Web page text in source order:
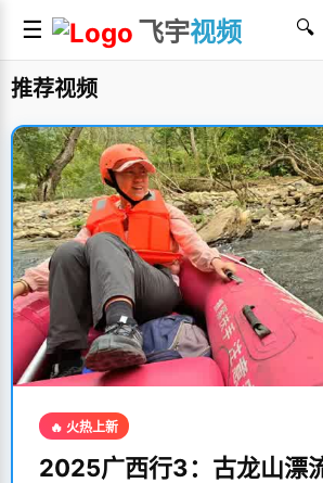
☰ 飞宇视频 🔍
推荐视频
🔥 火热上新
2025广西行3：古龙山漂